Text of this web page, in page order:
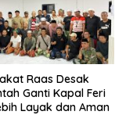
Raas Desak
Ganti Kapal Feri
Layak dan Aman